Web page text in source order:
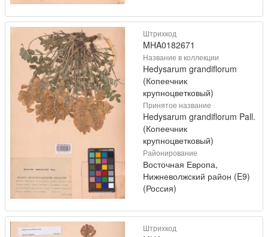
Штрихкод
MHA0182671
Название в коллекции
Hedysarum grandiflorum
(Копеечник
крупноцветковый)
Принятое название
Hedysarum grandiflorum Pall.
(Копеечник
крупноцветковый)
Районирование
Восточная Европа,
Нижневолжский район (E9)
(Россия)
Штрихкод